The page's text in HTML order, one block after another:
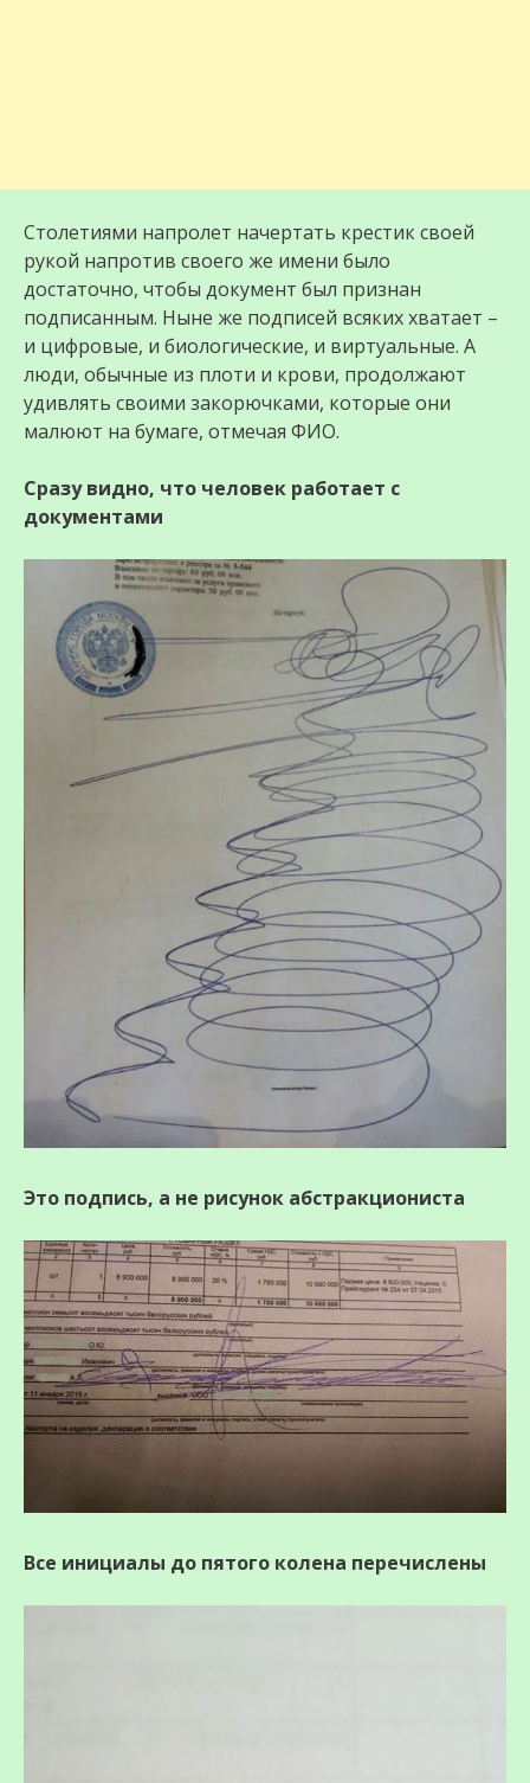
Столетиями напролет начертать крестик своей
рукой напротив своего же имени было
достаточно, чтобы документ был признан
подписанным. Ныне же подписей всяких хватает –
и цифровые, и биологические, и виртуальные. А
люди, обычные из плоти и крови, продолжают
удивлять своими закорючками, которые они
малюют на бумаге, отмечая ФИО.
Сразу видно, что человек работает с
документами
Это подпись, а не рисунок абстракциониста
Все инициалы до пятого колена перечислены